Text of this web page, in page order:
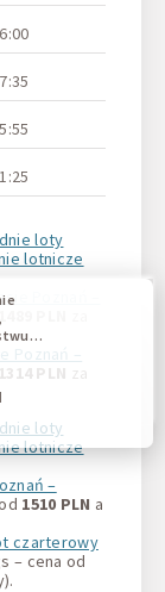
loty
lotnicze
Poznań –
–
1314 PLN za
loty
lotnicze
–
1510 PLN a
czarterowy
– cena od
oraz
w
lub w